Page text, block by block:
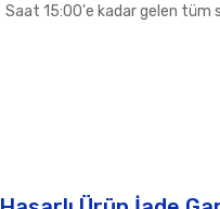
Saat 15:00'e kadar gelen tüm